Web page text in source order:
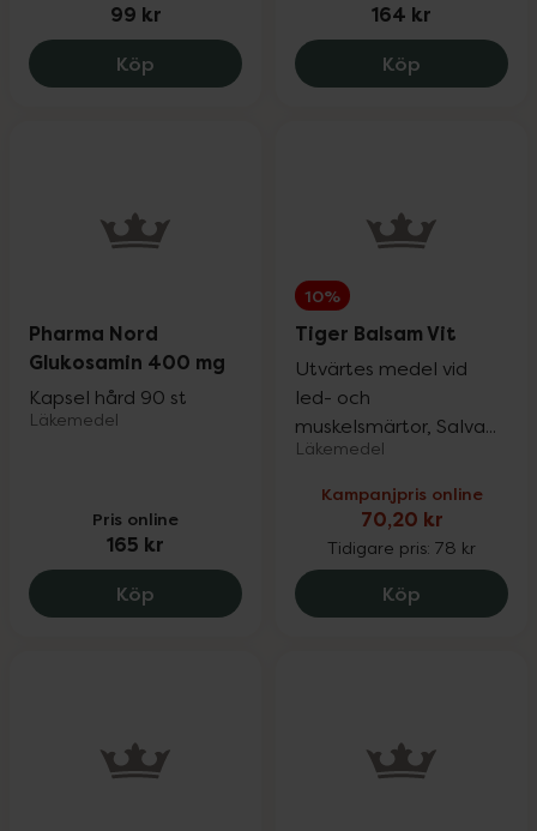
99 kr
Köp Ice Power kylande gel, 99 kr.
164 kr
Köp Ormsalva
Pharma Nord
Glukosamin 400 mg
Kapsel hård 90 st
Läkemedel
Pris online
165 kr
Köp Pharma Nord Glukosamin 400 mg, 165
10%
Tiger Balsam Vit
Utvärtes medel vid
led- och
muskelsmärtor, Salva...
Läkemedel
Kampanjpris online
70,20 kr
Tidigare pris: 78 kr
Köp Tiger